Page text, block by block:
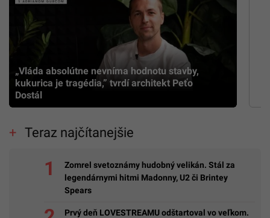
„Vláda absolútne nevníma hodnotu stavby,
kukurica je tragédia,” tvrdí architekt Peťo
Dostál
Teraz najčítanejšie
Zomrel svetoznámy hudobný velikán. Stál za
legendárnymi hitmi Madonny, U2 či Brintey
Spears
Prvý deň LOVESTREAMU odštartoval vo veľkom.